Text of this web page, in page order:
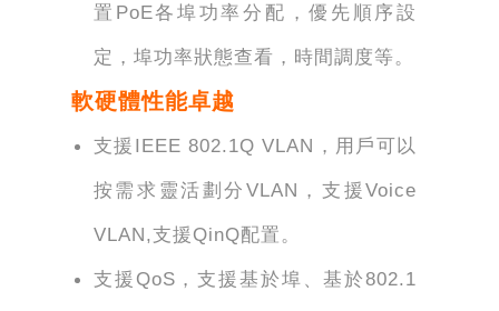
置PoE各埠功率分配，優先順序設
定，埠功率狀態查看，時間調度等。
軟硬體性能卓越
支援IEEE 802.1Q VLAN，用戶可以
按需求靈活劃分VLAN，支援Voice
VLAN,支援QinQ配置。
支援QoS，支援基於埠、基於802.1